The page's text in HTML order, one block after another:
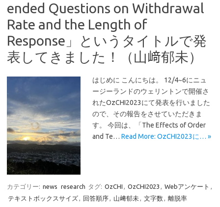
ended Questions on Withdrawal
Rate and the Length of
Response」というタイトルで発
表してきました！（山﨑郁未）
はじめに こんにちは。 12/4~6にニュ
ージーランドのウェリントンで開催さ
れたOzCHI2023にて発表を行いました
ので、その報告をさせていただきま
す。 今回は、「The Effects of Order
and Te… Read More: OzCHI2023に… »
カテゴリー: news research タグ: OzCHI , OzCHI2023 , Webアンケート ,
テキストボックスサイズ, 回答順序, 山﨑郁未, 文字数, 離脱率